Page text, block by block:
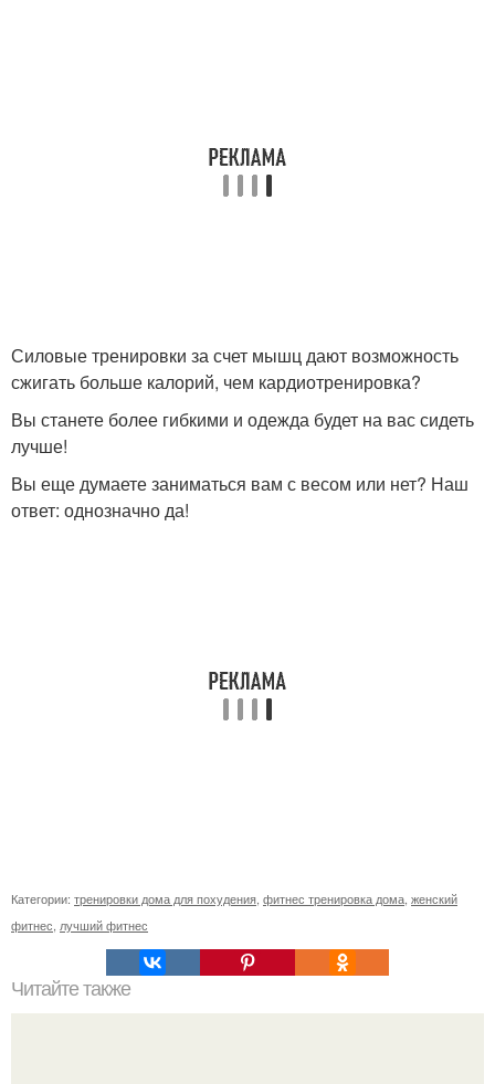
Силовые тренировки за счет мышц дают возможность
сжигать больше калорий, чем кардиотренировка?
Вы станете более гибкими и одежда будет на вас сидеть
лучше!
Вы еще думаете заниматься вам с весом или нет? Наш
ответ: однозначно да!
Категории: тренировки дома для похудения фитнес тренировка дома женский
фитнес лучший фитнес
Читайте также